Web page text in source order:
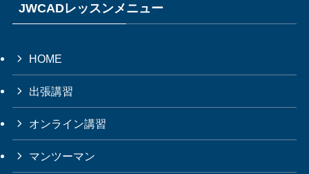
JWCADレッスンメニュー
HOME
出張講習
オンライン講習
マンツーマン